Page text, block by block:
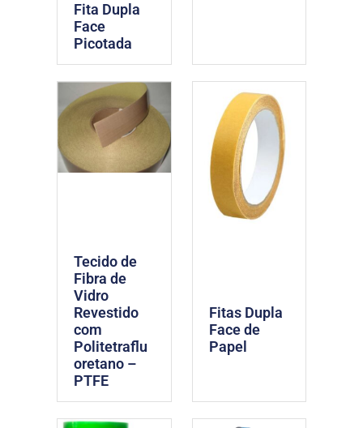
Fita Dupla
Face
Picotada
Tecido de
Fibra de
Vidro
Revestido
com
Politetraflu
oretano –
PTFE
Fitas Dupla
Face de
Papel